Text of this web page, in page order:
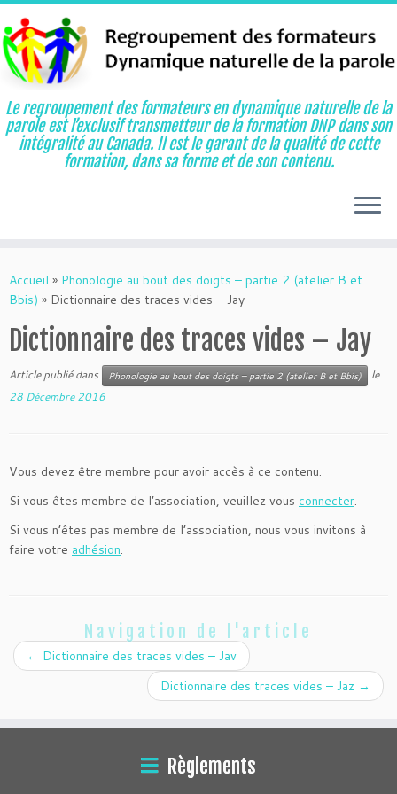
au
contenu
Le regroupement des formateurs en dynamique naturelle de la
parole est l’exclusif transmetteur de la formation DNP dans son
intégralité au Canada. Il est le garant de la qualité de cette
formation, dans sa forme et de son contenu.
Accueil » Phonologie au bout des doigts – partie 2 (atelier B et
Bbis) » Dictionnaire des traces vides – Jay
Dictionnaire des traces vides – Jay
Article publié dans Phonologie au bout des doigts – partie 2 (atelier B et Bbis)
le
28 Décembre 2016
Vous devez être membre pour avoir accès à ce contenu.
Si vous êtes membre de l’association, veuillez vous connecter.
Si vous n’êtes pas membre de l’association, nous vous invitons à
faire votre adhésion.
Navigation de l'article
← Dictionnaire des traces vides – Jav
Dictionnaire des traces vides – Jaz →
Règlements